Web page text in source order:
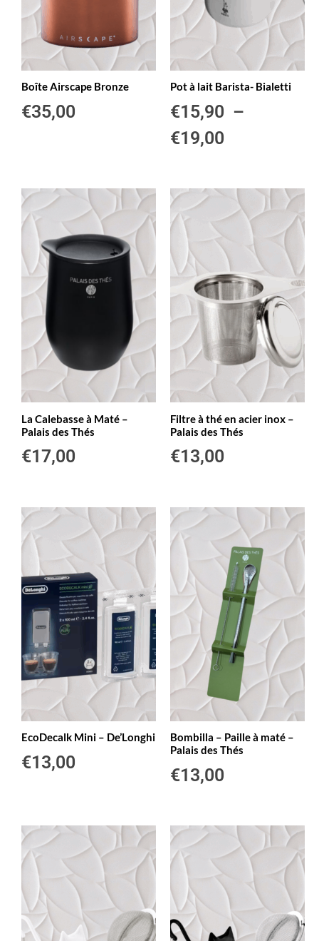
Boîte Airscape Bronze
€35,00
Pot à lait Barista- Bialetti
€15,90 –
€19,00
La Calebasse à Maté –
Palais des Thés
€17,00
Filtre à thé en acier inox –
Palais des Thés
€13,00
EcoDecalk Mini – De’Longhi
€13,00
Bombilla – Paille à maté –
Palais des Thés
€13,00